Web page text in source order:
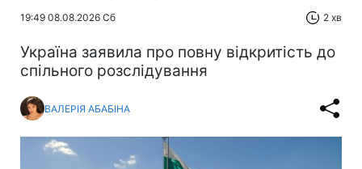
19:49 08.08.2026 Сб 2 хв
Україна заявила про повну відкритість до
спільного розслідування
ВАЛЕРІЯ АБАБІНА